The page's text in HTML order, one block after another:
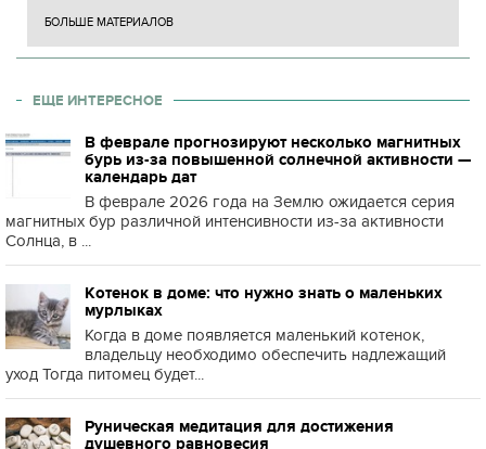
БОЛЬШЕ МАТЕРИАЛОВ
ЕЩЕ ИНТЕРЕСНОЕ
В феврале прогнозируют несколько магнитных
бурь из-за повышенной солнечной активности —
календарь дат
В феврале 2026 года на Землю ожидается серия
магнитных бур различной интенсивности из-за активности
Солнца, в ...
Котенок в доме: что нужно знать о маленьких
мурлыках
Когда в доме появляется маленький котенок,
владельцу необходимо обеспечить надлежащий
уход Тогда питомец будет...
Руническая медитация для достижения
душевного равновесия